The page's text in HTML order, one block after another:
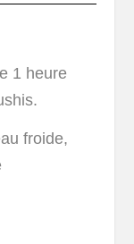
1 heure
froide,